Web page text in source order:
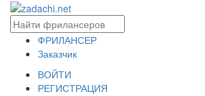
ФРИЛАНСЕР
Заказчик
ВОЙТИ
РЕГИСТРАЦИЯ